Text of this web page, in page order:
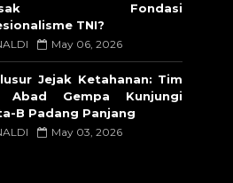
Fondasi
TNI?
May 06, 2026
Jejak Ketahanan: Tim
Abad Gempa Kunjungi
B Padang Panjang
May 03, 2026